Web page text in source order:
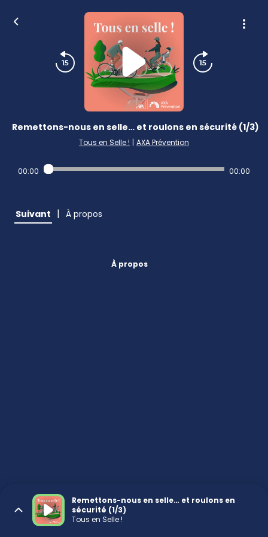
Remettons-nous en selle… et roulons en sécurité (1/3)
Tous en Selle ! | AXA Prévention
00:00 00:00
Suivant | À propos
À propos
Remettons-nous en selle… et roulons en
sécurité (1/3)
Tous en Selle !